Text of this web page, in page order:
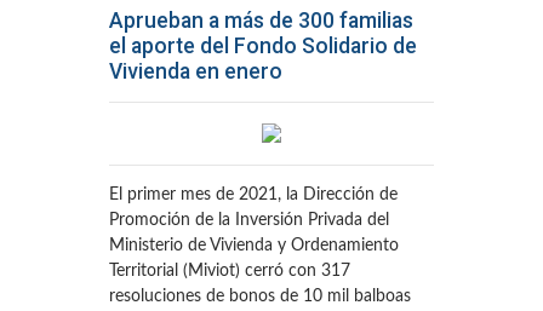
Aprueban a más de 300 familias
el aporte del Fondo Solidario de
Vivienda en enero
El primer mes de 2021, la Dirección de
Promoción de la Inversión Privada del
Ministerio de Vivienda y Ordenamiento
Territorial (Miviot) cerró con 317
resoluciones de bonos de 10 mil balboas